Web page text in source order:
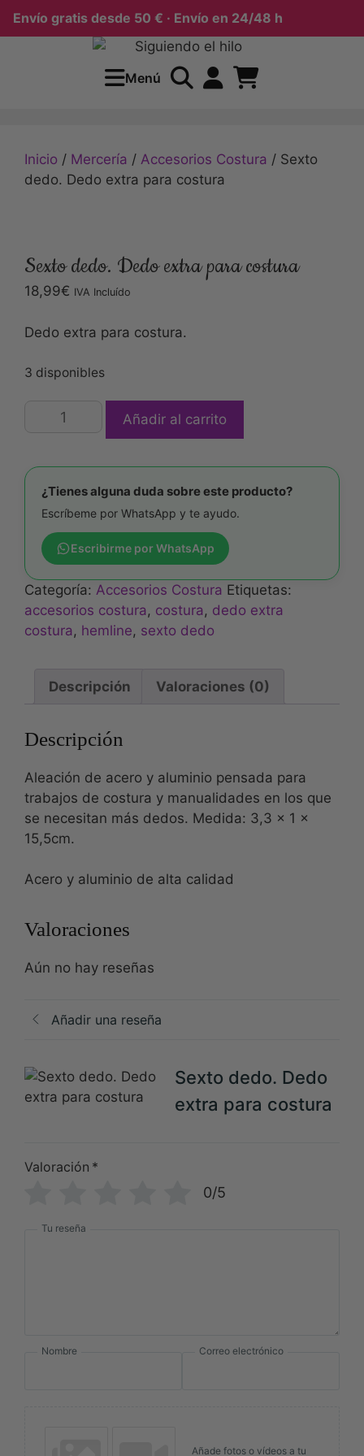
gratis desde 50 € · Envío en 24/48 h
Menú
Inicio / Mercería / Accesorios Costura / Sexto
dedo. Dedo extra para costura
Sexto dedo. Dedo extra para costura
18,99€ IVA Incluído
Dedo extra para costura.
3 disponibles
Añadir al carrito
¿Tienes alguna duda sobre este producto?
Escríbeme por WhatsApp y te ayudo.
Escribirme por WhatsApp
Categoría: Accesorios Costura Etiquetas:
accesorios costura, costura, dedo extra
costura, hemline, sexto dedo
Descripción Valoraciones (0)
Descripción
Aleación de acero y aluminio pensada para
trabajos de costura y manualidades en los que
se necesitan más dedos. Medida: 3,3 x 1 x
15,5cm.
Acero y aluminio de alta calidad
Valoraciones
Aún no hay reseñas
Añadir una reseña
Sexto dedo. Dedo
extra para costura
Valoración *
0/5
Tu reseña
Nombre Correo electrónico
Añade fotos o vídeos a tu